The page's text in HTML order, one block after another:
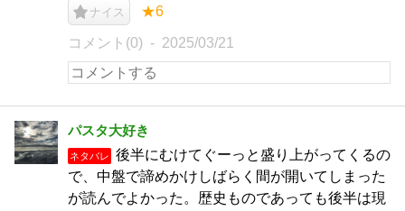
ナイス ★6
コメント(0) 2025/03/21
パスタ大好き
ネタバレ
後半にむけてぐーっと盛り上がってくるの
で、中盤で諦めかけしばらく間が開いてしまった
が読んでよかった。歴史ものであっても後半は現